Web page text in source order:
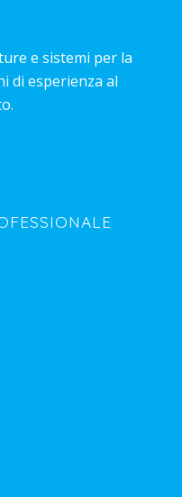
e sistemi per la
di esperienza al